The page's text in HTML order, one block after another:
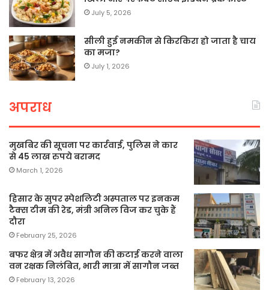
July 5, 2026
सीली हुई नमकीन से किरकिरा हो जाता है चाय
का मजा?
July 1, 2026
अपराध
मुखबिर की सूचना पर कार्रवाई, पुलिस ने कार
से 45 लाख रुपये बरामद
March 1, 2026
हिसार के सुपर स्पेशलिटी अस्पताल पर इनकम
टैक्स टीम की रेड, मंत्री अनिल विज कर चुके हैं
दौरा
February 25, 2026
बफर क्षेत्र में अवैध सागौन की कटाई करने वाला
वन रक्षक निलंबित, भारी मात्रा में सागौन जब्त
February 13, 2026